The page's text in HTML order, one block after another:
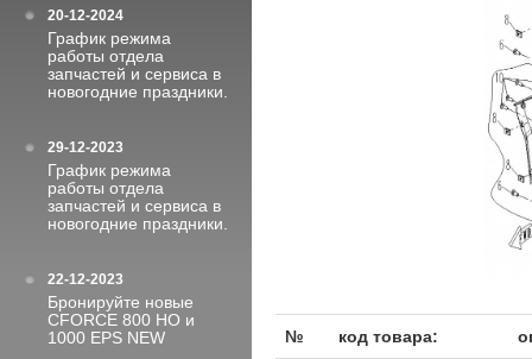
20-12-2024
График режима
работы отдела
запчастей и сервиса в
новогодние праздники.
29-12-2023
График режима
работы отдела
запчастей и сервиса в
новогодние праздники.
22-12-2023
Бронируйте новые
CFORCE 800 HO и
1000 EPS NEW
№ код товара: